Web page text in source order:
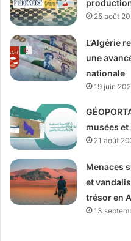
25 août
L’Algérie
une
nationale
19 juin
musées
21 août
Menaces
et
trésor en
13